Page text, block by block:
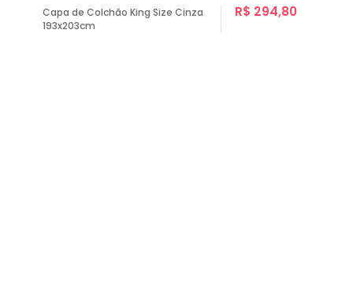
Capa de Colchão King Size Cinza
193x203cm
R$ 294,80